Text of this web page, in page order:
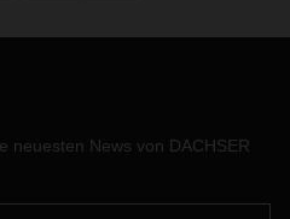
Interview spricht er über seinen
neuesten News von DACHSER